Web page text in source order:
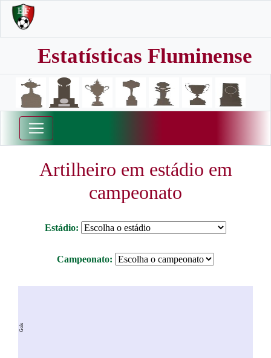
Estatísticas Fluminense
Artilheiro em estádio em
campeonato
Estádio:
Campeonato:
Gols